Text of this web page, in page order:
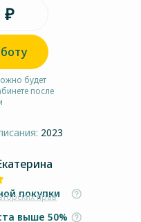
₽
будет
после
2023
прав
покупки
выше 50%